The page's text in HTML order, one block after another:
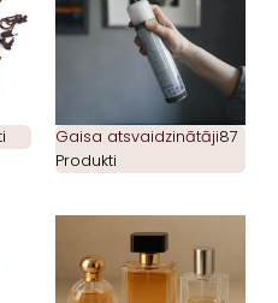
Gaisa atsvaidzinātāji87
Produkti